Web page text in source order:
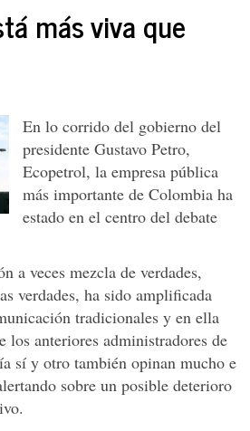
más viva que
En lo corrido del gobierno del
presidente Gustavo Petro,
Ecopetrol, la empresa pública
más importante de Colombia ha
estado en el centro del debate
a veces mezcla de verdades,
verdades, ha sido amplificada
tradicionales y en ella
los anteriores administradores de
sí y otro también opinan mucho e
sobre un posible deterioro